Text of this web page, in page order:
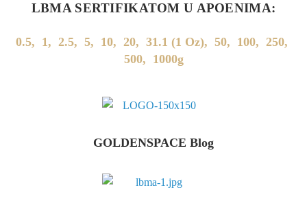
LBMA SERTIFIKATOM U APOENIMA:
0.5, 1, 2.5, 5, 10, 20, 31.1 (1 Oz), 50, 100, 250,
500, 1000g
GOLDENSPACE Blog